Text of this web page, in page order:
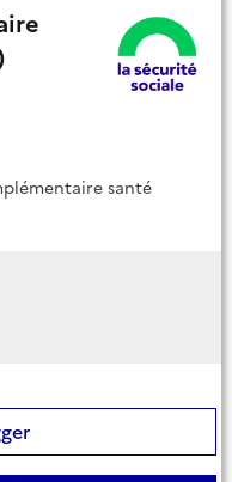
santé